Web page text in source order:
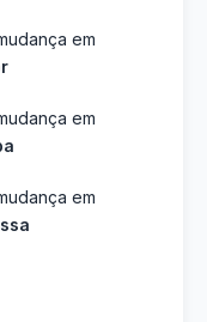
em
em
em